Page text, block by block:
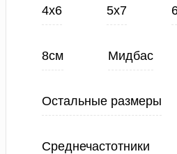
4х6 5х7
8см Мидбас
Остальные размеры
Среднечастотники